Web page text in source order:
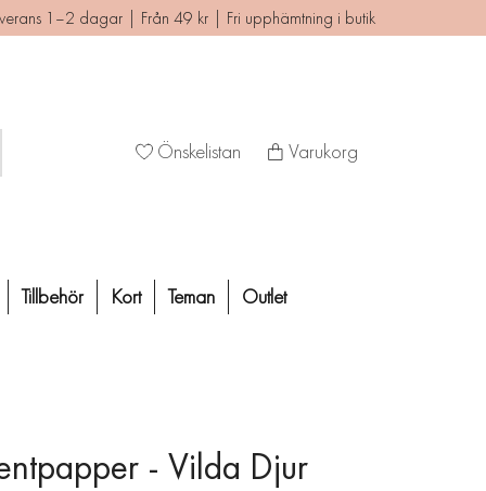
1–2 dagar | Från 49 kr | Fri upphämtning i butik
Önskelistan Varukorg
Tillbehör Kort Teman Outlet
- Vilda Djur